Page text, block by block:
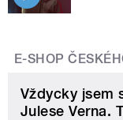
E-SHOP
Vždycky jsem
Julese Verna.